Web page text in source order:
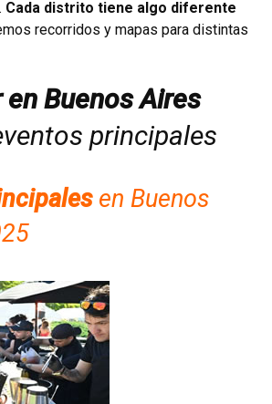
Cada distrito tiene algo diferente
recorridos y mapas para distintas
en Buenos Aires
principales
en Buenos